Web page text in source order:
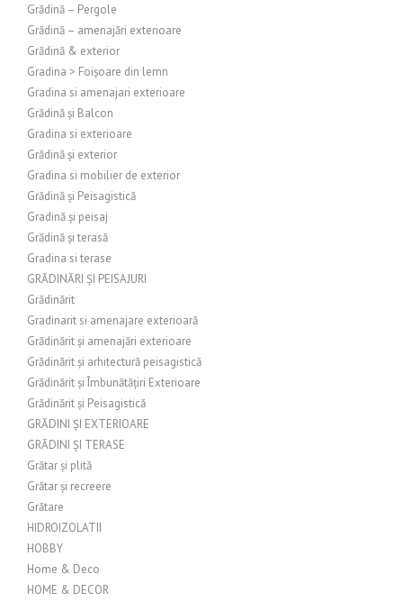
Grădină – Pergole
Grădină – amenajări exterioare
Grădină & exterior
Gradina > Foișoare din lemn
Gradina si amenajari exterioare
Grădină și Balcon
Gradina si exterioare
Grădină și exterior
Gradina si mobilier de exterior
Grădină și Peisagistică
Gradină și peisaj
Grădină și terasă
Gradina si terase
GRĂDINĂRI ȘI PEISAJURI
Grădinărit
Gradinarit si amenajare exterioară
Grădinărit și amenajări exterioare
Grădinărit și arhitectură peisagistică
Grădinărit și Îmbunătățiri Exterioare
Grădinărit și Peisagistică
GRĂDINI ȘI EXTERIOARE
GRĂDINI ȘI TERASE
Grătar și plită
Grătar și recreere
Grătare
HIDROIZOLATII
HOBBY
Home & Deco
HOME & DECOR